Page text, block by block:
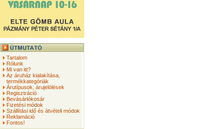
Tartalom
Rólunk
Mi van itt?
Az áruház kialakítása,
termékkategóriák
Árutípusok, árujelölések
Regisztráció
Bevásárlókosár
Fizetési módok
Szállítási idő és átvételi módok
Reklamáció
Fontos!